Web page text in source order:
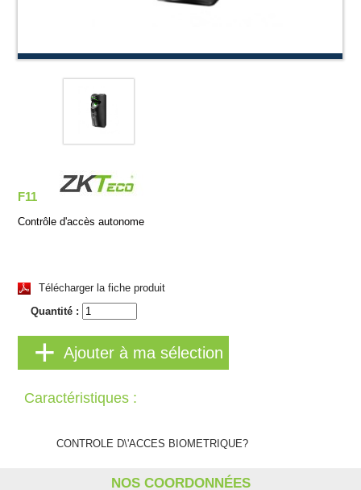
F11
Contrôle d'accès autonome
Télécharger la fiche produit
Quantité :
Ajouter à ma sélection
Caractéristiques :
CONTROLE D\'ACCES BIOMETRIQUE?
NOS COORDONNÉES